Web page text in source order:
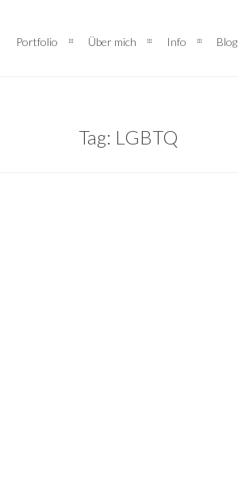
Portfolio Über mich Info Blog
Tag: LGBTQ